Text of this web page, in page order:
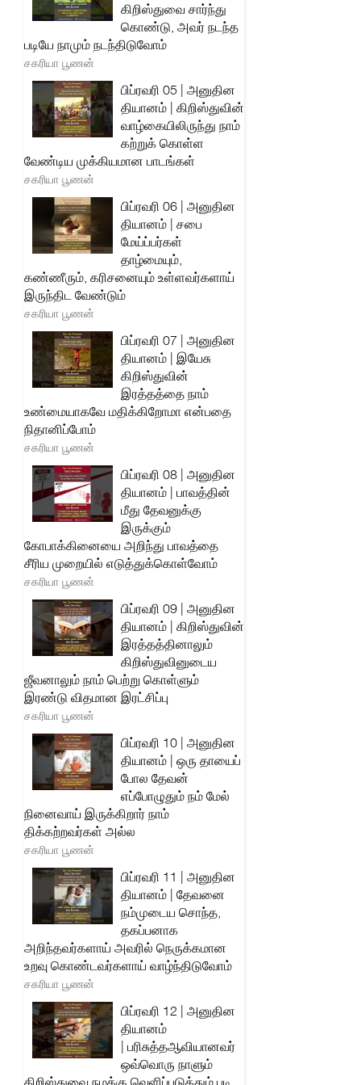
கிறிஸ்துவை சார்ந்து
கொண்டு, அவர் நடந்த
படியே நாமும் நடந்திடுவோம்
சகரியா பூணன்
பிப்ரவரி 05 | அனுதின
தியானம் | கிறிஸ்துவின்
வாழ்கையிலிருந்து நாம்
கற்றுக் கொள்ள
வேண்டிய முக்கியமான பாடங்கள்
சகரியா பூணன்
பிப்ரவரி 06 | அனுதின
தியானம் | சபை
மேய்ப்பர்கள்
தாழ்மையும்,
கண்ணீரும், கரிசனையும் உள்ளவர்களாய்
இருந்திட வேண்டும்
சகரியா பூணன்
பிப்ரவரி 07 | அனுதின
தியானம் | இயேசு
கிறிஸ்துவின்
இரத்தத்தை நாம்
உண்மையாகவே மதிக்கிறோமா என்பதை
நிதானிப்போம்
சகரியா பூணன்
பிப்ரவரி 08 | அனுதின
தியானம் | பாவத்தின்
மீது தேவனுக்கு
இருக்கும்
கோபாக்கினையை அறிந்து பாவத்தை
சீரிய முறையில் எடுத்துக்கொள்வோம்
சகரியா பூணன்
பிப்ரவரி 09 | அனுதின
தியானம் | கிறிஸ்துவின்
இரத்தத்தினாலும்
கிறிஸ்துவினுடைய
ஜீவனாலும் நாம் பெற்று கொள்ளும்
இரண்டு விதமான இரட்சிப்பு
சகரியா பூணன்
பிப்ரவரி 10 | அனுதின
தியானம் | ஒரு தாயைப்
போல தேவன்
எப்போழுதும் நம் மேல்
நினைவாய் இருக்கிறார் நாம்
திக்கற்றவர்கள் அல்ல
சகரியா பூணன்
பிப்ரவரி 11 | அனுதின
தியானம் | தேவனை
நம்முடைய சொந்த,
தகப்பனாக
அறிந்தவர்களாய் அவரில் நெருக்கமான
உறவு கொண்டவர்களாய் வாழ்ந்திடுவோம்
சகரியா பூணன்
பிப்ரவரி 12 | அனுதின
தியானம்
| பரிசுத்தஆவியானவர்
ஒவ்வொரு நாளும்
கிறிஸ்துவை நமக்கு வெளிப்படுத்தும் படி